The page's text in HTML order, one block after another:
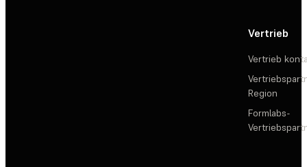
Vertrieb
Vertrieb
Region
Formlabs-